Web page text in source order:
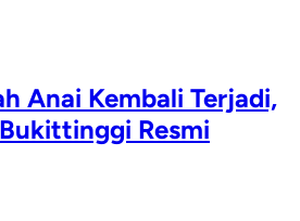
Anai Kembali Terjadi,
Resmi